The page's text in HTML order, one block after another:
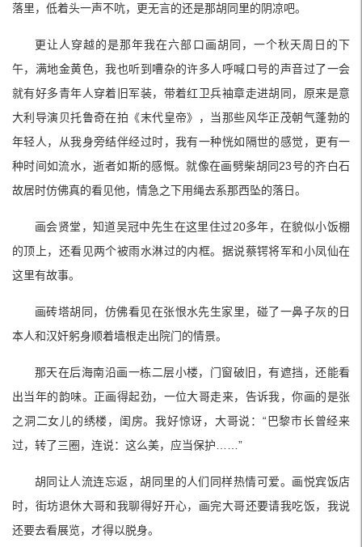
落里，低着头一声不吭，更无言的还是那胡同里的阴凉吧。
更让人穿越的是那年我在六部口画胡同，一个秋天周日的下
午，满地金黄色，我也听到嘈杂的许多人呼喊口号的声音过了一会
就有好多青年人穿着旧军装，带着红卫兵袖章走进胡同，原来是意
大利导演贝托鲁奇在拍《末代皇帝》，当那些风华正茂朝气蓬勃的
年轻人，从我身旁结伴经过时，我有一种恍如隔世的感觉，更有一
种时间如流水，逝者如斯的感慨。就像在画劈柴胡同23号的齐白石
故居时仿佛真的看见他，情急之下用绳去系那西坠的落日。
画会贤堂，知道吴冠中先生在这里住过20多年，在貌似小饭棚
的顶上，还看见两个被雨水淋过的内框。据说蔡锷将军和小凤仙在
这里有故事。
画砖塔胡同，仿佛看见在张恨水先生家里，碰了一鼻子灰的日
本人和汉奸躬身顺着墙根走出院门的情景。
那天在后海南沿画一栋二层小楼，门窗破旧，有遮挡，还能看
出当年的韵味。正画得起劲，一位大哥走来，告诉我，你画的是张
之洞二女儿的绣楼，闺房。我好惊讶，大哥说：“巴黎市长曾经来
过，转了三圈，连说：这么美，应当保护……”
胡同让人流连忘返，胡同里的人们同样热情可爱。画悦宾饭店
时，街坊退休大哥和我聊得好开心，画完大哥还要请我吃饭，我说
还要去看展览，才得以脱身。